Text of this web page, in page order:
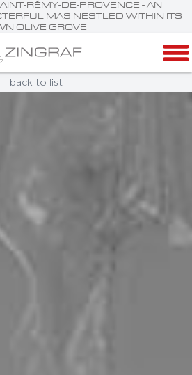
RÉMY-DE-PROVENCE - AN
MAS NESTLED WITHIN ITS
OLIVE GROVE
back to list